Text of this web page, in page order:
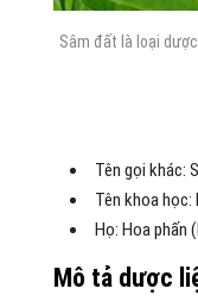
Sâm đất là loại
Tên gọi khác:
Tên khoa
Họ: Hoa phấn
Mô tả dược